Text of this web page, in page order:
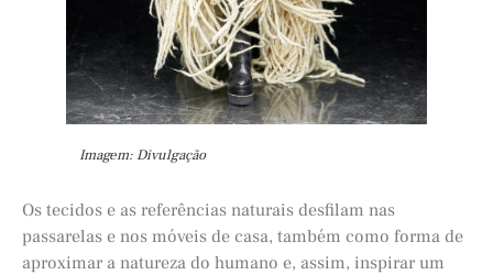
Imagem: Divulgação
Os tecidos e as referências naturais desfilam nas
passarelas e nos móveis de casa, também como forma de
aproximar a natureza do humano e, assim, inspirar um